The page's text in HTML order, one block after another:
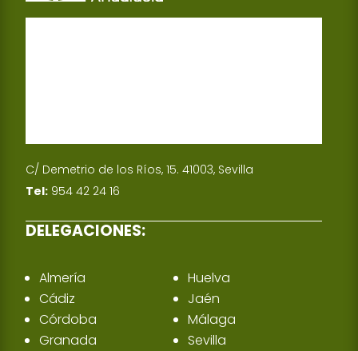
C/ Demetrio de los Ríos, 15. 41003, Sevilla
Tel: 954 42 24 16
DELEGACIONES:
Almería
Cádiz
Córdoba
Granada
Huelva
Jaén
Málaga
Sevilla